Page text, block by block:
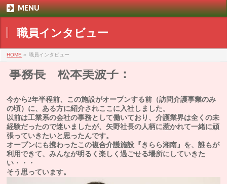
MENU
職員インタビュー
HOME » 職員インタビュー
事務長 松本美波子：
今から2年半程前、この施設がオープンする前（訪問介護事業のみ
の頃）に、ある方に紹介されここに入社しました。
以前は工業系の会社の事務として働いており、介護業界は全くの未
経験だったので迷いましたが、矢野社長の人柄に惹かれて一緒に頑
張っていきたいと思ったんです。
オープンにも携わったこの複合介護施設『きらら湘南』を、誰もが
利用できて、みんなが明るく楽しく過ごせる場所にしていきた
い・・・
そう思っています。